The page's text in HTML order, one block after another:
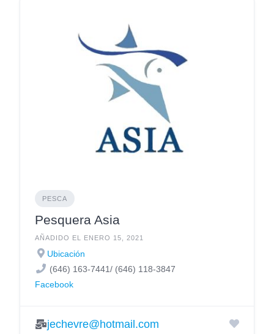
PESCA
Pesquera Asia
AÑADIDO EL ENERO 15, 2021
Ubicación
(646) 163-7441/ (646) 118-3847
Facebook
jechevre@hotmail.com